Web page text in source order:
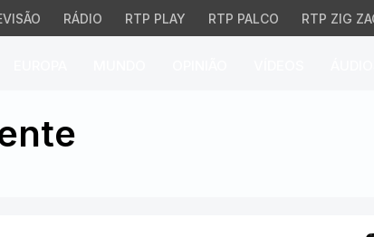
RÁDIO RTP PLAY RTP PALCO RTP ZIG
Iniciativa